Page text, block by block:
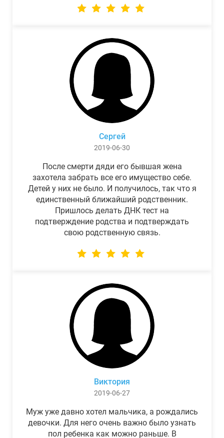
Сергей
2019-06-30
После смерти дяди его бывшая жена
захотела забрать все его имущество себе.
Детей у них не было. И получилось, так что я
единственный ближайший родственник.
Пришлось делать ДНК тест на
подтверждение родства и подтверждать
свою родственную связь.
Виктория
2019-06-27
Муж уже давно хотел мальчика, а рождались
девочки. Для него очень важно было узнать
пол ребенка как можно раньше. В